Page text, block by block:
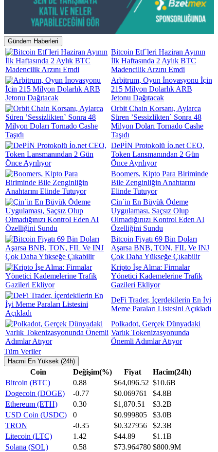
Gündem Haberleri
Bitcoin Etf`leri Haziran Ayının
İlk Haftasında 2 Aylık BTC
Madencilik Arzını Emdi
Arbitrum, Oyun İnovasyonu İçin
215 Milyon Dolarlık ARB
Jetonu Dağıtacak
Orbit Chain Korsanı, Aylarca
Süren ’Sessizlikten` Sonra 48
Milyon Doları Tornado Cashe
Taşıdı
DePİN Protokolü İo.net CEO,
Token Lansmanından 2 Gün
Önce Ayrılıyor
Boomers, Kipto Para Biriminde
Bile Zenginliğin Anahtarını
Elinde Tutuyor
Çin`in En Büyük Ödeme
Uygulaması, Saçsız Olup
Olmadığınızı Kontrol Eden AI
Özelliğini Sundu
Bitcoin Fiyatı 69 Bin Doları
Aşarsa BNB, TON, FIL Ve INJ
Çok Daha Yükseğe Çıkabilir
Kripto İşe Alma: Firmalar
Yönetici Kademelerine Trafik
Gazileri Ekliyor
DeFi Trader, İçerdekilerin En İyi
Meme Paraları Listesini Açıkladı
Polkadot, Gerçek Dünyadaki
Varlık Tokenizasyonunda
Önemli Adımlar Atıyor
Tüm Veriler
Hacmi En Yüksek (24h)
Coin Değişim(%) Fiyat
Hacim(24h)
Bitcoin (BTC)
0.88 $64,096.52 $10.6B
Dogecoin (DOGE)
-0.77 $0.069761
$4.8B
Ethereum (ETH)
0.30 $1,870.51
$3.2B
USD Coin (USDC)
0 $0.999805
$3.0B
TRON
-0.35 $0.327956
$2.3B
Litecoin (LTC)
1.42 $44.89
$1.1B
Solana (SOL)
0.58 $73.964780 $800.9M